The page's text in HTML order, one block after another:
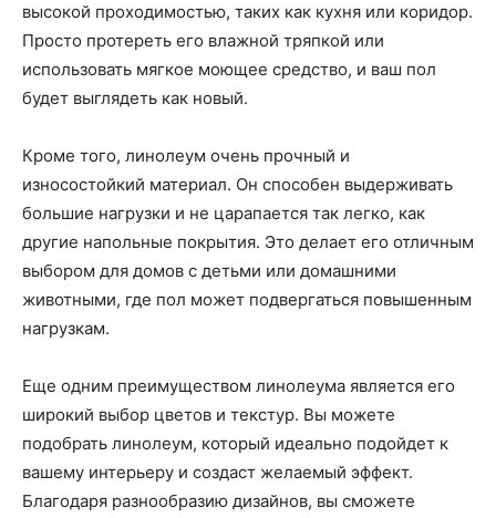
высокой проходимостью, таких как кухня или коридор.
Просто протереть его влажной тряпкой или
использовать мягкое моющее средство, и ваш пол
будет выглядеть как новый.
Кроме того, линолеум очень прочный и
износостойкий материал. Он способен выдерживать
большие нагрузки и не царапается так легко, как
другие напольные покрытия. Это делает его отличным
выбором для домов с детьми или домашними
животными, где пол может подвергаться повышенным
нагрузкам.
Еще одним преимуществом линолеума является его
широкий выбор цветов и текстур. Вы можете
подобрать линолеум, который идеально подойдет к
вашему интерьеру и создаст желаемый эффект.
Благодаря разнообразию дизайнов, вы сможете